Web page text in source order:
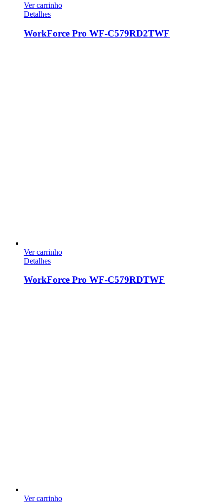
Ver carrinho
Detalhes
WorkForce Pro WF-C579RD2TWF
Ver carrinho
Detalhes
WorkForce Pro WF-C579RDTWF
Ver carrinho